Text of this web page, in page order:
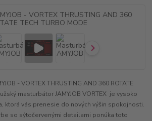
- VORTEX THRUSTING AND 360 ROTATE
masturbátor JAMYJOB VORTEX je vysoko
ktorá vás prenesie do nových výšin spokojnosti.
so sýtočervenými detailami ponúka toto